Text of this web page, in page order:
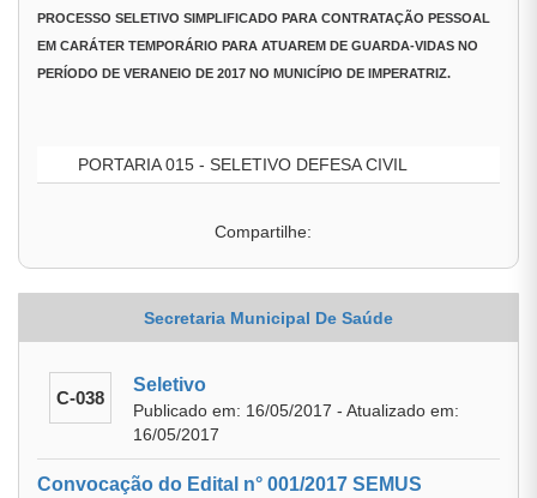
PROCESSO SELETIVO SIMPLIFICADO PARA CONTRATAÇÃO PESSOAL
EM CARÁTER TEMPORÁRIO PARA ATUAREM DE GUARDA-VIDAS NO
PERÍODO DE VERANEIO DE 2017 NO MUNICÍPIO DE IMPERATRIZ.
PORTARIA 015 - SELETIVO DEFESA CIVIL
Compartilhe:
Secretaria Municipal De Saúde
C-038
Seletivo
Publicado em: 16/05/2017 - Atualizado em:
16/05/2017
Convocação do Edital n° 001/2017 SEMUS